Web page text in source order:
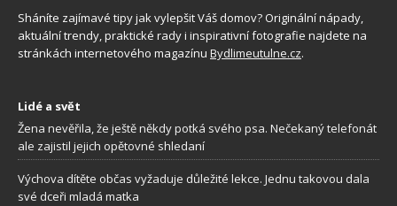
Sháníte zajímavé tipy jak vylepšit Váš domov? Originální nápady,
aktuální trendy, praktické rady i inspirativní fotografie najdete na
stránkách internetového magazínu Bydlimeutulne.cz.
Lidé a svět
Žena nevěřila, že ještě někdy potká svého psa. Nečekaný telefonát
ale zajistil jejich opětovné shledaní
Výchova dítěte občas vyžaduje důležité lekce. Jednu takovou dala
své dceři mladá matka